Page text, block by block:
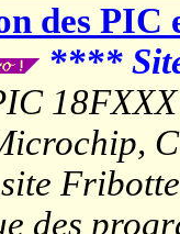
des PIC
****
des